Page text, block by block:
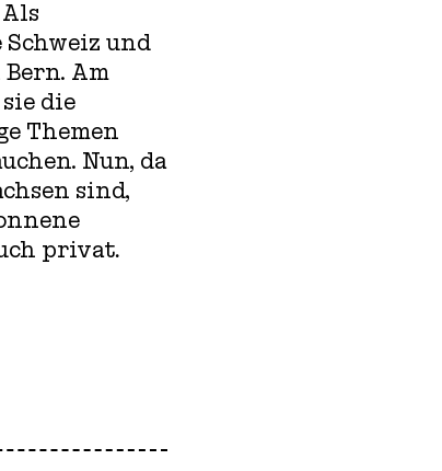
Schweiz und
Am
die
Themen
Nun, da
sind,
privat.